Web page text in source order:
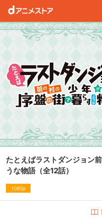
たとえばラストダンジョン
うな物語（全12話）
1080p